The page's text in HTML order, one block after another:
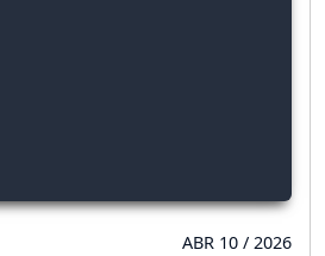
ABR 10 / 2026